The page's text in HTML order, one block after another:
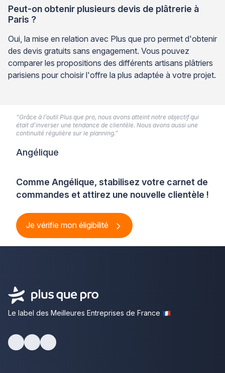
Peut-on obtenir plusieurs devis de plâtrerie à
Paris ?
Oui, la mise en relation avec Plus que pro permet d'obtenir
des devis gratuits sans engagement. Vous pouvez
comparer les propositions des différents artisans plâtriers
parisiens pour choisir l'offre la plus adaptée à votre projet.
Comme Angélique, stabilisez votre carnet de
commandes et attirez une nouvelle clientèle !
Je vérifie mon éligibilité
“Grâce à l’outil Plus que pro, nous avons atteint notre objectif qui
était d’inverser une tendance de clientèle. Nous avons aussi une
continuité régulière sur le planning.”
Angélique
Le label des Meilleures Entreprises de France